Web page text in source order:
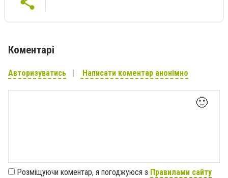
Коментарі
Авторизуватись Написати коментар анонімно
🙂
Розміщуючи коментар, я погоджуюся з Правилами сайту